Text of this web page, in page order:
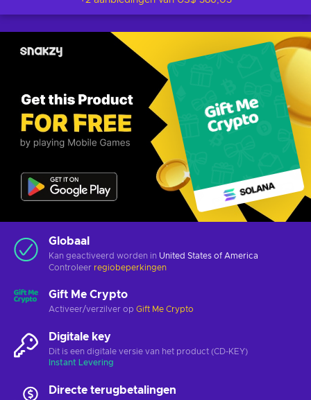
Globaal
Kan geactiveerd worden in United States of America
Controleer regiobeperkingen
Gift Me Crypto
Activeer/verzilver op Gift Me Crypto
Digitale key
Dit is een digitale versie van het product (CD-KEY)
Instant Levering
Directe terugbetalingen